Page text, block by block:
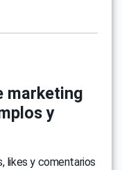
marketing
y
likes y comentarios